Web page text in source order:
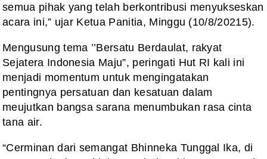
semua pihak yang telah berkontribusi menyukseskan
acara ini,” ujar Ketua Panitia, Minggu (10/8/20215).
Mengusung tema ’’Bersatu Berdaulat, rakyat
Sejatera Indonesia Maju”, peringati Hut RI kali ini
menjadi momentum untuk mengingatakan
pentingnya persatuan dan kesatuan dalam
meujutkan bangsa sarana menumbukan rasa cinta
tana air.
“Cerminan dari semangat Bhinneka Tunggal Ika, di